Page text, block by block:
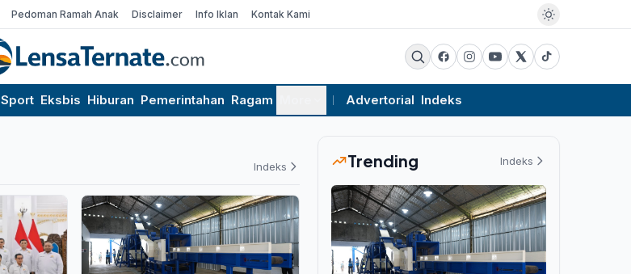
Pedoman Ramah Anak Disclaimer Info Iklan Kontak Kami
Sport Eksbis Hiburan Pemerintahan Ragam Advertorial Indeks
Indeks Trending Indeks